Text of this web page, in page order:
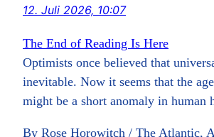
12. Juli 2026, 10:07
The End of Reading Is Here
Optimists once believed that
inevitable. Now it seems that the
might be a short anomaly in human
By Rose Horowitch / The Atlantic,